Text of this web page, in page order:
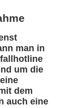
man in
um die
dem
auch eine